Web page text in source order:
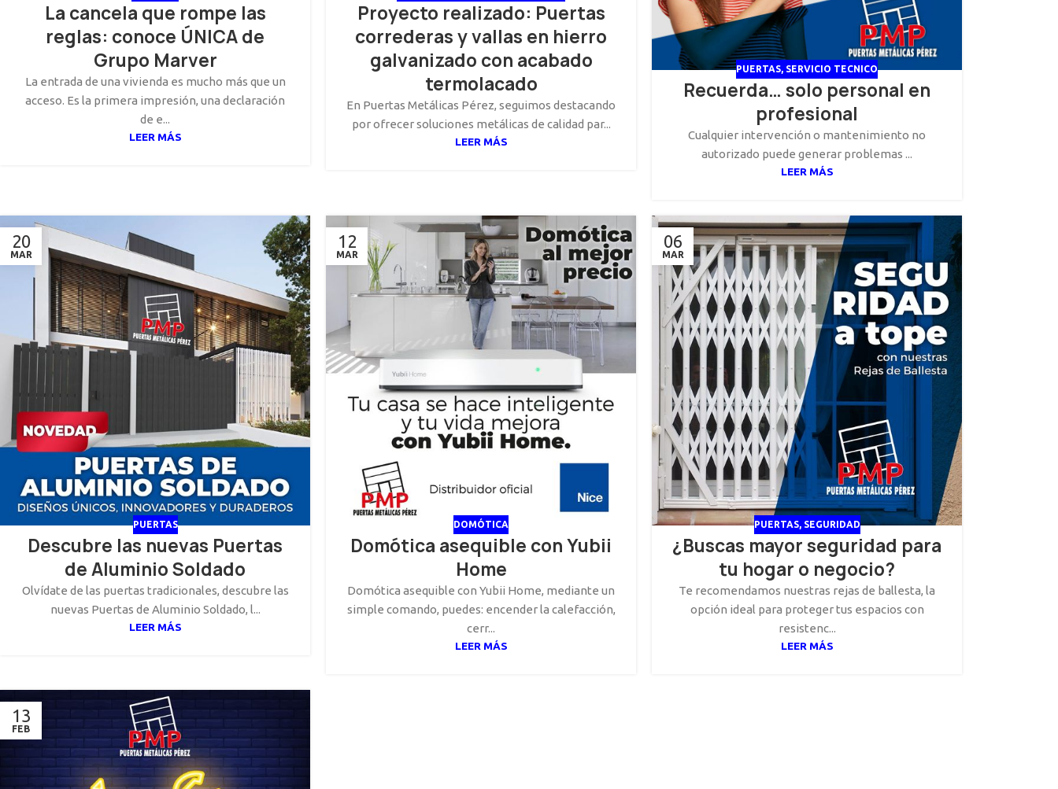
La cancela que rompe las
reglas: conoce ÚNICA de
Grupo Marver
La entrada de una vivienda es mucho más que un
acceso. Es la primera impresión, una declaración
de e...
LEER MÁS
Proyecto realizado: Puertas
correderas y vallas en hierro
galvanizado con acabado
termolacado
En Puertas Metálicas Pérez, seguimos destacando
por ofrecer soluciones metálicas de calidad par...
LEER MÁS
PUERTAS, SERVICIO TECNICO
Recuerda… solo personal en
profesional
Cualquier intervención o mantenimiento no
autorizado puede generar problemas ...
LEER MÁS
20
MAR
PUERTAS
Descubre las nuevas Puertas
de Aluminio Soldado
Olvídate de las puertas tradicionales, descubre las
nuevas Puertas de Aluminio Soldado, l...
LEER MÁS
12
MAR
DOMÓTICA
Domótica asequible con Yubii
Home
Domótica asequible con Yubii Home, mediante un
simple comando, puedes: encender la calefacción,
cerr...
LEER MÁS
06
MAR
PUERTAS, SEGURIDAD
¿Buscas mayor seguridad para
tu hogar o negocio?
Te recomendamos nuestras rejas de ballesta, la
opción ideal para proteger tus espacios con
resistenc...
LEER MÁS
13
FEB